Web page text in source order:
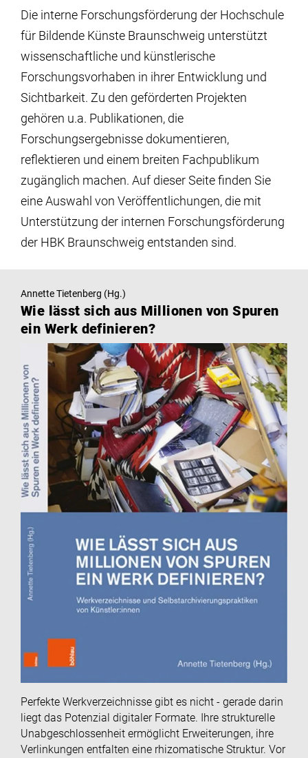
Institute
Forschung
Infrastruktur
Aktuelles
meinstudium
Die interne Forschungsförderung der Hochschule
für Bildende Künste Braunschweig unterstützt
wissenschaftliche und künstlerische
Forschungsvorhaben in ihrer Entwicklung und
Sichtbarkeit. Zu den geförderten Projekten
gehören u.a. Publikationen, die
Forschungsergebnisse dokumentieren,
reflektieren und einem breiten Fachpublikum
zugänglich machen. Auf dieser Seite finden Sie
eine Auswahl von Veröffentlichungen, die mit
Unterstützung der internen Forschungsförderung
der HBK Braunschweig entstanden sind.
Annette Tietenberg (Hg.)
Wie lässt sich aus Millionen von Spuren
ein Werk definieren?
Perfekte Werkverzeichnisse gibt es nicht - gerade darin
liegt das Potenzial digitaler Formate. Ihre strukturelle
Unabgeschlossenheit ermöglicht Erweiterungen, ihre
Verlinkungen entfalten eine rhizomatische Struktur. Vor